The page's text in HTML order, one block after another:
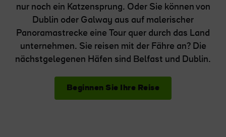
nur noch ein Katzensprung. Oder Sie können von
Dublin oder Galway aus auf malerischer
Panoramastrecke eine Tour quer durch das Land
unternehmen. Sie reisen mit der Fähre an? Die
nächstgelegenen Häfen sind Belfast und Dublin.
Beginnen Sie Ihre Reise